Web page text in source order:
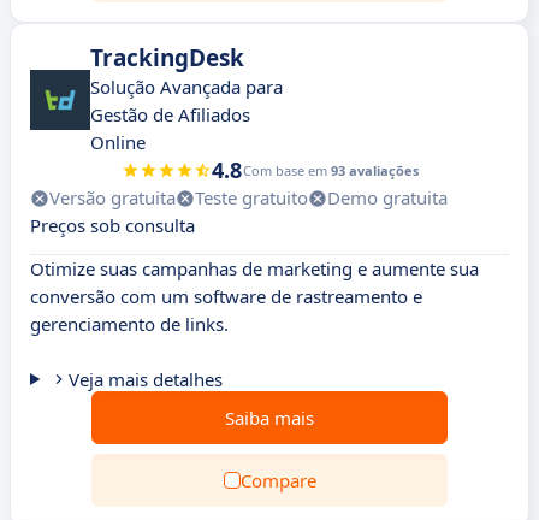
TrackingDesk
Solução Avançada para
Gestão de Afiliados
Online
4.8Com base em 93 avaliações
Versão gratuita Teste gratuito
Demo gratuita
Preços sob consulta
Otimize suas campanhas de marketing e aumente sua
conversão com um software de rastreamento e
gerenciamento de links.
Veja mais detalhes
Saiba mais
Compare